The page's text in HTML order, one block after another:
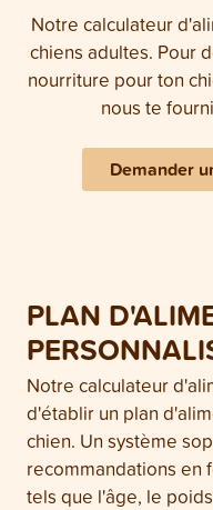
Notre calculateur
chiens adultes. Pour
nourriture pour ton
nous te
Demander
PLAN
Notre calculateur
d'établir un plan
chien. Un système
recommandations en
tels que l'âge, le